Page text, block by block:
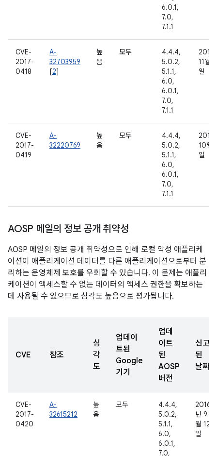
6.0.1,
7.0,
7.1.1
CVE-
2017-
0418
A-
32703959
[2]
높
음
모두
4.4.4,
5.0.2,
5.1.1,
6.0,
6.0.1,
7.0,
7.1.1
2016
11월 7
일
CVE-
2017-
0419
A-
32220769
높
음
모두
4.4.4,
5.0.2,
5.1.1,
6.0,
6.0.1,
7.0,
7.1.1
2016
10월
일
AOSP 메일의 정보 공개 취약성
AOSP 메일의 정보 공개 취약성으로 인해 로컬 악성 애플리케
이션이 애플리케이션 데이터를 다른 애플리케이션으로부터 분
리하는 운영체제 보호를 우회할 수 있습니다. 이 문제는 애플리
케이션이 액세스할 수 없는 데이터의 액세스 권한을 확보하는
데 사용될 수 있으므로 심각도 높음으로 평가됩니다.
CVE 참조
심
각
도
업데이
트된
Google
기기
업데
이트
된
AOSP
버전
신고
된
날짜
CVE-
2017-
0420
A-
32615212
높
음
모두
4.4.4,
5.0.2,
5.1.1,
6.0,
6.0.1,
7.0,
2016
년 9
월 12
일